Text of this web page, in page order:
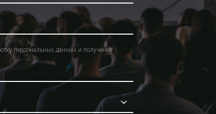
персональных данных и получение